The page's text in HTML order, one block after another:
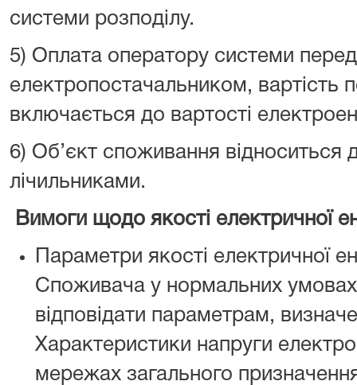
системи розподілу.
5) Оплата оператору системи
електропостачальником, вартість
включається до вартості
6) Об’єкт споживання відноситься
лічильниками.
Вимоги щодо якості електричної
Параметри якості електричної
Споживача у нормальних умовах
відповідати параметрам,
Характеристики напруги
мережах загального